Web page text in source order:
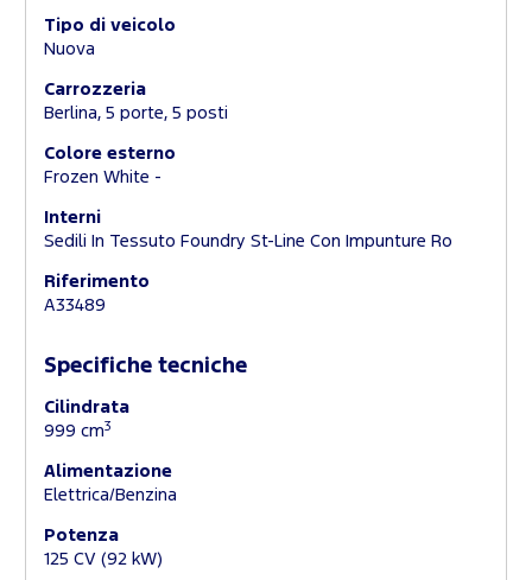
Tipo di veicolo
Nuova
Carrozzeria
Berlina, 5 porte, 5 posti
Colore esterno
Frozen White -
Interni
Sedili In Tessuto Foundry St-Line Con Impunture Ro
Riferimento
A33489
Specifiche tecniche
Cilindrata
999 cm3
Alimentazione
Elettrica/Benzina
Potenza
125 CV (92 kW)